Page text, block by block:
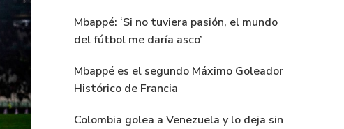
Mbappé: ‘Si no tuviera pasión, el mundo
del fútbol me daría asco’
Mbappé es el segundo Máximo Goleador
Histórico de Francia
Colombia golea a Venezuela y lo deja sin